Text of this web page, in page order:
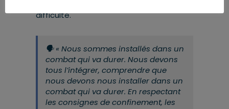
difficulté.
🗣« Nous sommes installés dans un
combat qui va durer. Nous devons
tous l’intégrer, comprendre que
nous devons nous installer dans un
combat qui va durer. En respectant
les consignes de confinement, les